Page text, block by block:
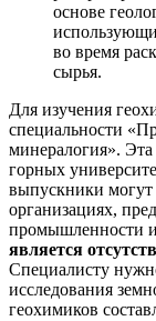
основе
во время
сырья.
Для изучения
специальности
минералогия». Эта
горных
выпускники могут
организациях,
промышленности
является
Специалисту
исследования
геохимиков